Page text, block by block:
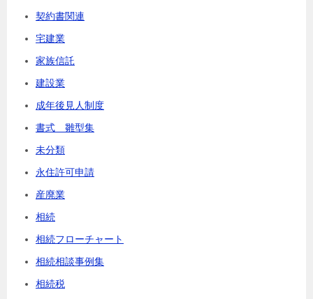
契約書関連
宅建業
家族信託
建設業
成年後見人制度
書式 雛型集
未分類
永住許可申請
産廃業
相続
相続フローチャート
相続相談事例集
相続税